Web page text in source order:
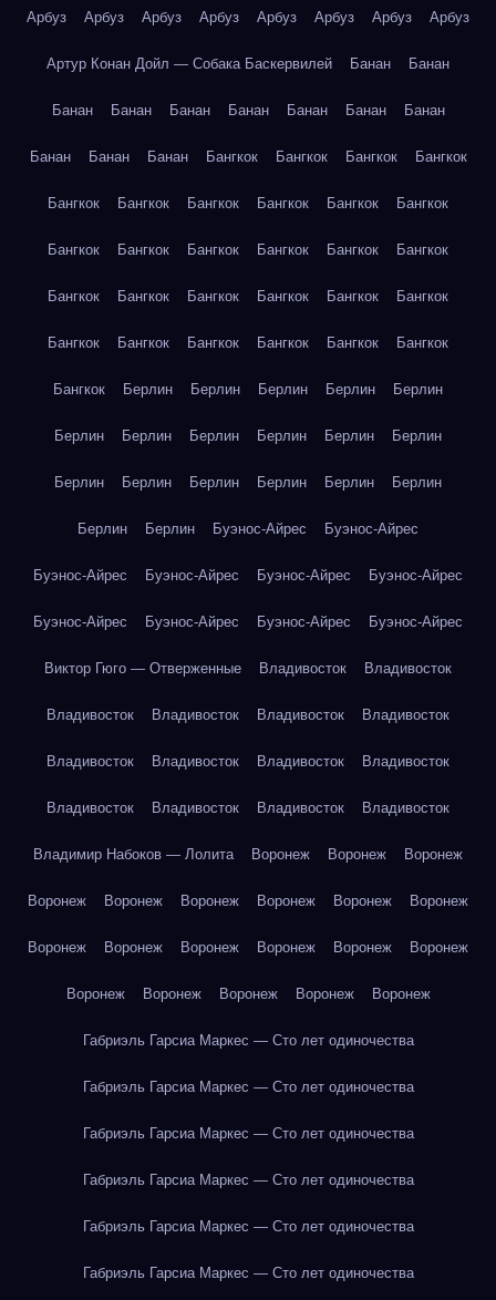
Арбуз Арбуз Арбуз Арбуз Арбуз Арбуз Арбуз Арбуз
Артур Конан Дойл — Собака Баскервилей Банан Банан
Банан Банан Банан Банан Банан Банан Банан
Банан Банан Банан Бангкок Бангкок Бангкок Бангкок
Бангкок Бангкок Бангкок Бангкок Бангкок Бангкок
Бангкок Бангкок Бангкок Бангкок Бангкок Бангкок
Бангкок Бангкок Бангкок Бангкок Бангкок Бангкок
Бангкок Бангкок Бангкок Бангкок Бангкок Бангкок
Бангкок Берлин Берлин Берлин Берлин Берлин
Берлин Берлин Берлин Берлин Берлин Берлин
Берлин Берлин Берлин Берлин Берлин Берлин
Берлин Берлин Буэнос-Айрес Буэнос-Айрес
Буэнос-Айрес Буэнос-Айрес Буэнос-Айрес Буэнос-Айрес
Буэнос-Айрес Буэнос-Айрес Буэнос-Айрес Буэнос-Айрес
Виктор Гюго — Отверженные Владивосток Владивосток
Владивосток Владивосток Владивосток Владивосток
Владивосток Владивосток Владивосток Владивосток
Владивосток Владивосток Владивосток Владивосток
Владимир Набоков — Лолита Воронеж Воронеж Воронеж
Воронеж Воронеж Воронеж Воронеж Воронеж Воронеж
Воронеж Воронеж Воронеж Воронеж Воронеж Воронеж
Воронеж Воронеж Воронеж Воронеж Воронеж
Габриэль Гарсиа Маркес — Сто лет одиночества
Габриэль Гарсиа Маркес — Сто лет одиночества
Габриэль Гарсиа Маркес — Сто лет одиночества
Габриэль Гарсиа Маркес — Сто лет одиночества
Габриэль Гарсиа Маркес — Сто лет одиночества
Габриэль Гарсиа Маркес — Сто лет одиночества